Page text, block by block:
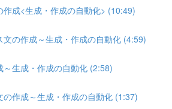
作成<生成・作成の自動化> (10:49)
文の作成～生成・作成の自動化 (4:59)
～生成・作成の自動化 (2:58)
の作成～生成・作成の自動化 (1:37)